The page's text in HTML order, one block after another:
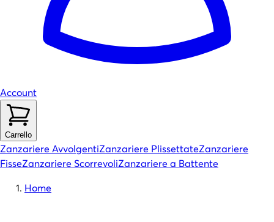
Account
Carrello
Zanzariere AvvolgentiZanzariere PlissettateZanzariere
FisseZanzariere ScorrevoliZanzariere a Battente
Home